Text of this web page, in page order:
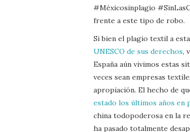
#Méxicosinplagio
frente a este tipo de robo.
Si bien el plagio textil a
UNESCO de sus derechos,
España aún vivimos estas
veces sean empresas
apropiación. El hecho de
estado los últimos años en
china todopoderosa en la
ha pasado totalmente